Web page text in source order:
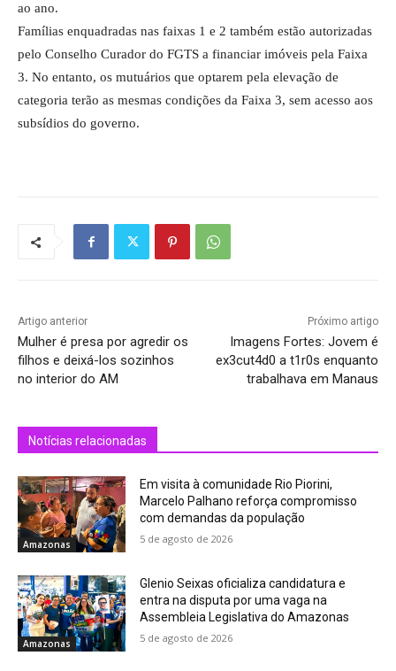
ao ano.
Famílias enquadradas nas faixas 1 e 2 também estão autorizadas
pelo Conselho Curador do FGTS a financiar imóveis pela Faixa
3. No entanto, os mutuários que optarem pela elevação de
categoria terão as mesmas condições da Faixa 3, sem acesso aos
subsídios do governo.
Artigo anterior
Mulher é presa por agredir os
filhos e deixá-los sozinhos
no interior do AM
Próximo artigo
Imagens Fortes: Jovem é
ex3cut4d0 a t1r0s enquanto
trabalhava em Manaus
Notícias relacionadas
Amazonas
Em visita à comunidade Rio Piorini,
Marcelo Palhano reforça compromisso
com demandas da população
5 de agosto de 2026
Amazonas
Glenio Seixas oficializa candidatura e
entra na disputa por uma vaga na
Assembleia Legislativa do Amazonas
5 de agosto de 2026